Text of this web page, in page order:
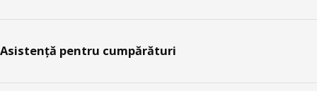
Asistență pentru cumpărături